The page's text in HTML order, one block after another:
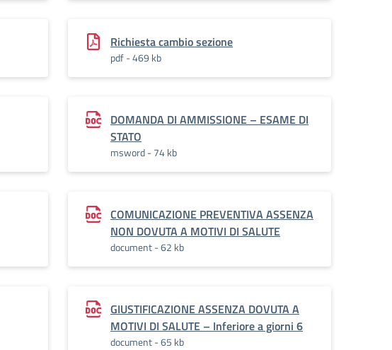
Richiesta cambio sezione
pdf - 469 kb
DOMANDA DI AMMISSIONE – ESAME DI
STATO
msword - 74 kb
COMUNICAZIONE PREVENTIVA ASSENZA
NON DOVUTA A MOTIVI DI SALUTE
document - 62 kb
GIUSTIFICAZIONE ASSENZA DOVUTA A
MOTIVI DI SALUTE – Inferiore a giorni 6
document - 65 kb